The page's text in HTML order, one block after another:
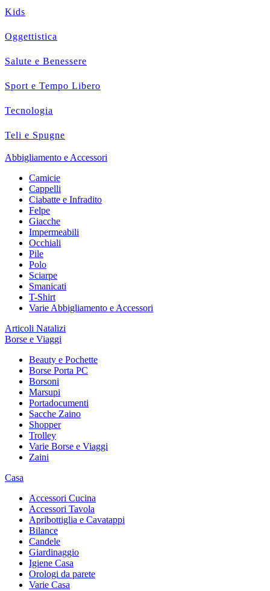
Kids
Oggettistica
Salute e Benessere
Sport e Tempo Libero
Tecnologia
Teli e Spugne
Abbigliamento e Accessori
Camicie
Cappelli
Ciabatte e Infradito
Felpe
Giacche
Impermeabili
Occhiali
Pile
Polo
Sciarpe
Smanicati
T-Shirt
Varie Abbigliamento e Accessori
Articoli Natalizi
Borse e Viaggi
Beauty e Pochette
Borse Porta PC
Borsoni
Marsupi
Portadocumenti
Sacche Zaino
Shopper
Trolley
Varie Borse e Viaggi
Zaini
Casa
Accessori Cucina
Accessori Tavola
Apribottiglia e Cavatappi
Bilance
Candele
Giardinaggio
Igiene Casa
Orologi da parete
Varie Casa